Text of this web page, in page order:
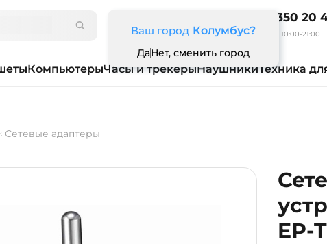
Ваш город Колумбус?
ДаНет, сменить город
8 800 350 20
Ежедневно 10:00-21:00
КомпьютерыЧасы и трекерыНаушникиТехника
Сетевые адаптеры
EP-